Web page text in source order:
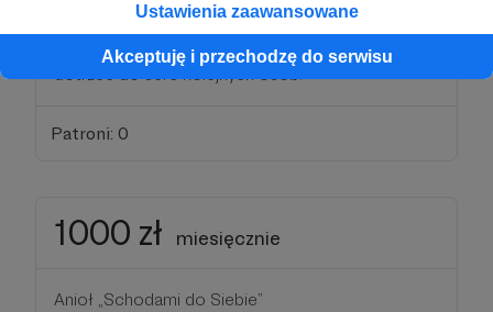
Ustawienia zaawansowane
Akceptuję i przechodzę do serwisu
Dziękujemy, że wzbijasz się z nami wyżej. Twoje
skrzydła unoszą całą naszą opowieść i pozwalają
Patroni: 0
1000 zł miesięcznie
Anioł „Schodami do Siebie”